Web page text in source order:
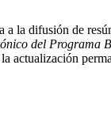
la difusión de
del Programa
actualización